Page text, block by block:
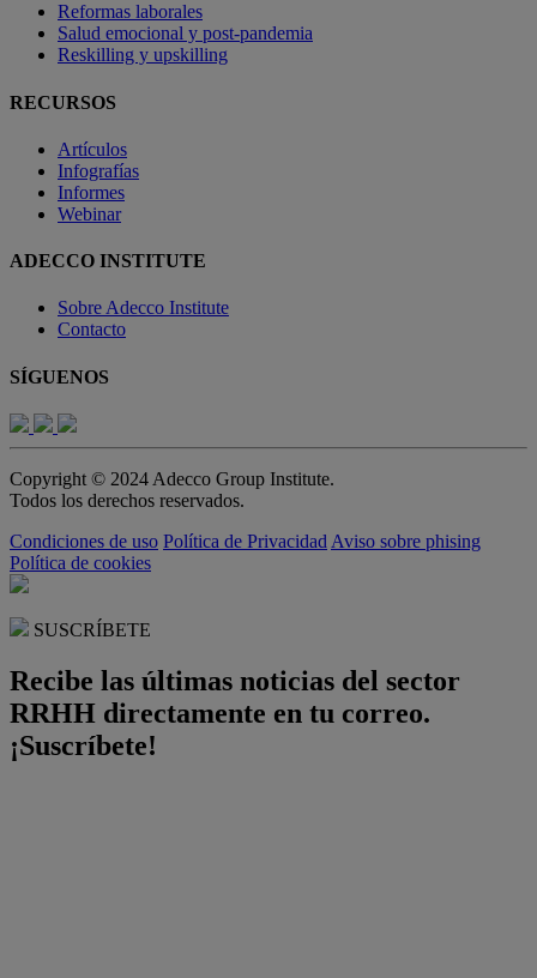
Reformas laborales
Salud emocional y post-pandemia
Reskilling y upskilling
RECURSOS
Artículos
Infografías
Informes
Webinar
ADECCO INSTITUTE
Sobre Adecco Institute
Contacto
SÍGUENOS
Copyright © 2024 Adecco Group Institute.
Todos los derechos reservados.
Condiciones de uso Política de Privacidad Aviso sobre phising
Política de cookies
SUSCRÍBETE
Recibe las últimas noticias del sector
RRHH directamente en tu correo.
¡Suscríbete!